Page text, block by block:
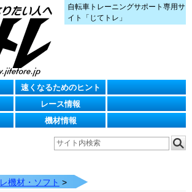
自転車トレーニングサポート専用サ
イト「じてトレ」
速くなるためのヒント
レース情報
機材情報
機材・ソフト >